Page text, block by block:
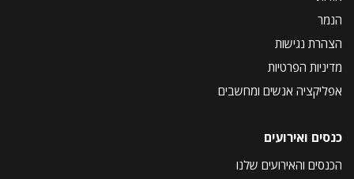
הנמר
הצהרת נגישות
מדיניות הפרטיות
אפליקציה אנשים ומחשבים
כנסים ואירועים
הכנסים והאירועים שלנו